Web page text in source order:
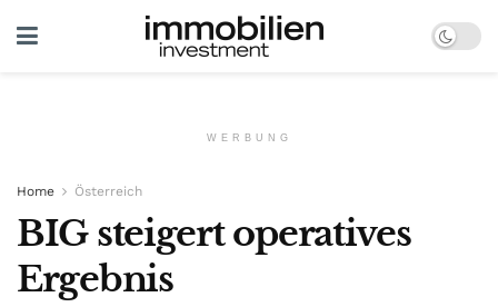
WERBUNG
Home Österreich
BIG steigert operatives
Ergebnis